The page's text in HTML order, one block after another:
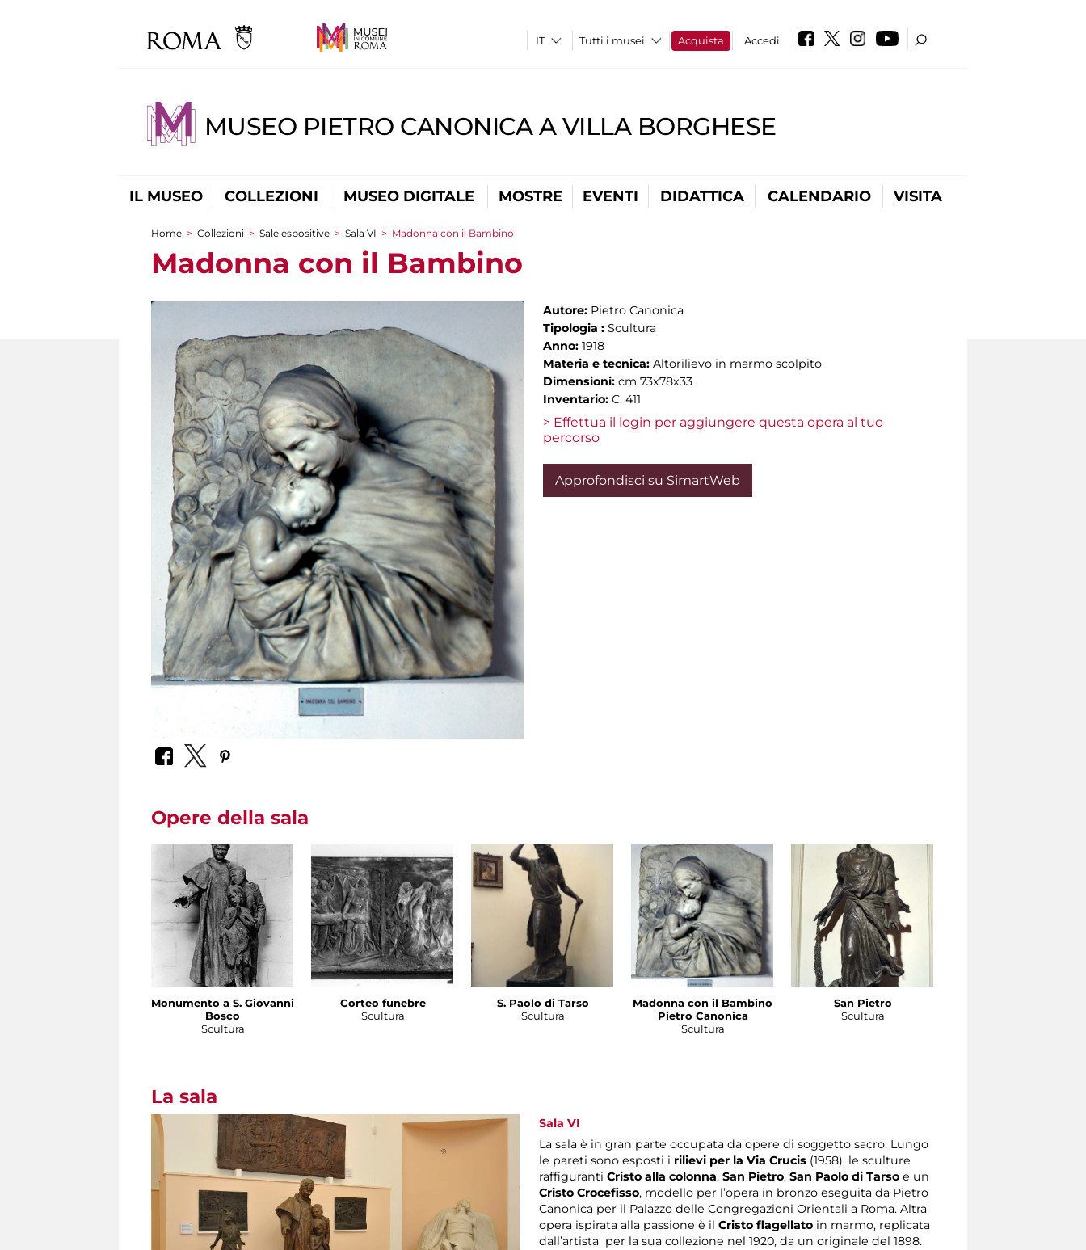
Tutti i musei Acquista Accedi
MUSEO PIETRO CANONICA A VILLA BORGHESE
IL MUSEO COLLEZIONI MUSEO DIGITALE MOSTRE EVENTI DIDATTICA CALENDARIO VISITA
Tu sei qui
Home > Collezioni > Sale espositive > Sala VI > Madonna con il Bambino
Madonna con il Bambino
Autore: Pietro Canonica
Tipologia : Scultura
Anno: 1918
Materia e tecnica: Altorilievo in marmo scolpito
Dimensioni: cm 73x78x33
Inventario: C. 411
> Effettua il login per aggiungere questa opera al tuo
percorso
Approfondisci su SimartWeb
Opere della sala
Monumento a S. Giovanni
Bosco
Scultura
Corteo funebre
Scultura
S. Paolo di Tarso
Scultura
Madonna con il Bambino
Pietro Canonica
Scultura
San Pietro
Scultura
La sala
Sala VI
La sala è in gran parte occupata da opere di soggetto sacro. Lungo
le pareti sono esposti i rilievi per la Via Crucis (1958), le sculture
raffigurantiCristo alla colonna,San Pietro,San Paolo di Tarso e un
Cristo Crocefisso, modello per l’opera in bronzo eseguita da Pietro
Canonica per il Palazzo delle Congregazioni Orientali a Roma. Altra
opera ispirata alla passione è ilCristo flagellato in marmo, replicata
dall’artista per la sua collezione nel 1920, da un originale del 1898.